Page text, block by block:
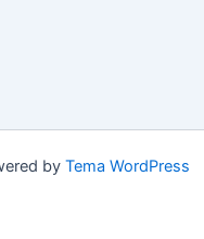
by Tema WordPress